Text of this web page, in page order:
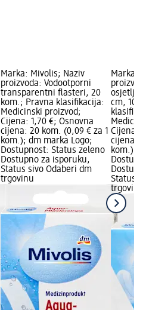
Marka: Mivolis; Naziv
proizvoda: Vodootporni
transparentni flasteri, 20
kom.; Pravna klasifikacija:
Medicinski proizvod;
Cijena: 1,70 €; Osnovna
cijena: 20 kom. (0,09 € za 1
kom.); dm marka Logo;
Dostupnost: Status zeleno
Dostupno za isporuku,
Status sivo Odaberi dm
trgovinu
Marka:
cm, 10
Cijena:
cijena:
kom.);
Status
trgovinu